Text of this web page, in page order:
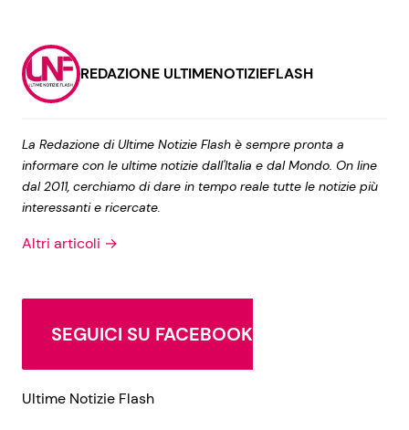
REDAZIONE ULTIMENOTIZIEFLASH
La Redazione di Ultime Notizie Flash è sempre pronta a
informare con le ultime notizie dall'Italia e dal Mondo. On line
dal 2011, cerchiamo di dare in tempo reale tutte le notizie più
interessanti e ricercate.
Altri articoli →
SEGUICI SU FACEBOOK
Ultime Notizie Flash